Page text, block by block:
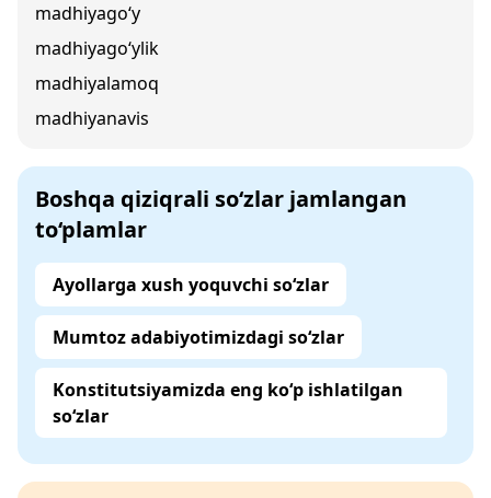
madhiyago‘y
madhiyago‘ylik
madhiyalamoq
madhiyanavis
Boshqa qiziqrali so‘zlar jamlangan
to‘plamlar
Ayollarga xush yoquvchi so‘zlar
Mumtoz adabiyotimizdagi so‘zlar
Konstitutsiyamizda eng ko‘p ishlatilgan
so‘zlar